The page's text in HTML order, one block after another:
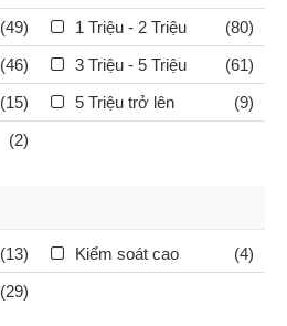
(49) 1 Triệu - 2 Triệu
(80)
(46) 3 Triệu - 5 Triệu
(61)
(15) 5 Triệu trở lên
(9)
(2)
(13) Kiểm soát cao
(4)
(29)